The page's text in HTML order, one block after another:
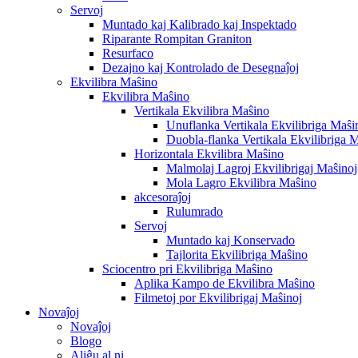
Servoj
Muntado kaj Kalibrado kaj Inspektado
Riparante Rompitan Graniton
Resurfaco
Dezajno kaj Kontrolado de Desegnaĵoj
Ekvilibra Maŝino
Ekvilibra Maŝino
Vertikala Ekvilibra Maŝino
Unuflanka Vertikala Ekvilibriga
Duobla-flanka Vertikala Ekvilibriga
Horizontala Ekvilibra Maŝino
Malmolaj Lagroj Ekvilibrigaj Maŝinoj
Mola Lagro Ekvilibra Maŝino
akcesoraĵoj
Rulumrado
Servoj
Muntado kaj Konservado
Tajlorita Ekvilibriga Maŝino
Sciocentro pri Ekvilibriga Maŝino
Aplika Kampo de Ekvilibra Maŝino
Filmetoj por Ekvilibrigaj Maŝinoj
Novaĵoj
Novaĵoj
Blogo
Aliĝu al ni